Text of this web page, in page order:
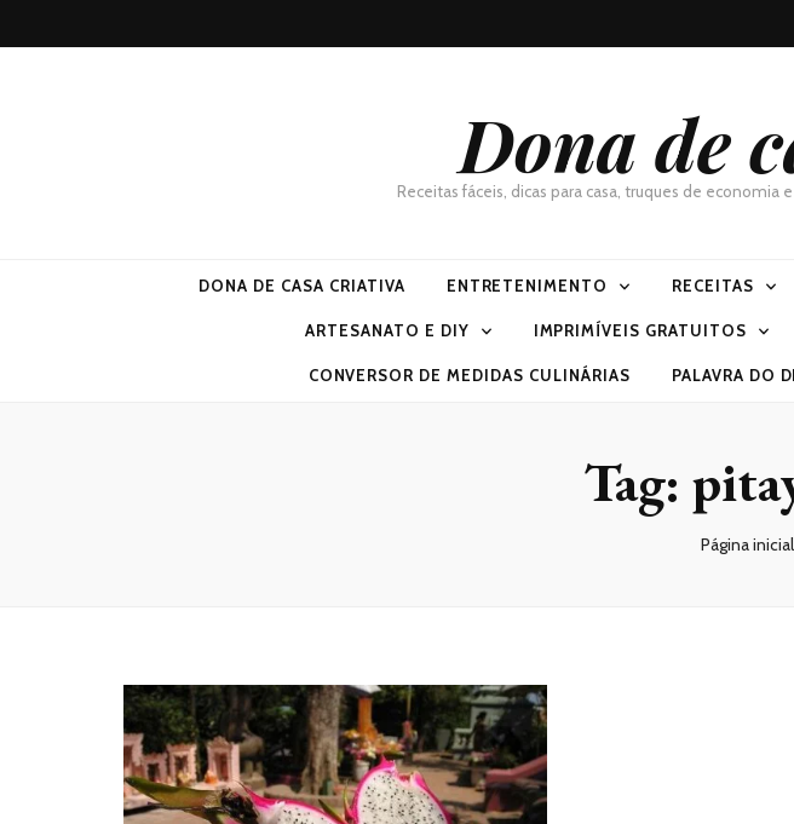
Dona de
Receitas fáceis, dicas para casa, truques de economia
DONA DE CASA CRIATIVA ENTRETENIMENTO RECEITAS
ARTESANATO E DIY IMPRIMÍVEIS GRATUITOS
CONVERSOR DE MEDIDAS CULINÁRIAS PALAVRA DO
Tag:
Página inicial